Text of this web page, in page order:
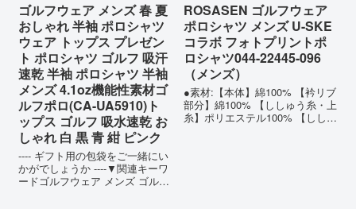
ゴルフウェア メンズ 春 夏
おしゃれ 半袖 ポロシャツ
ウェア トップス プレゼン
ト ポロシャツ ゴルフ 吸汗
速乾 半袖 ポロシャツ 半袖
メンズ 4.1oz機能性素材ゴ
ルフポロ(CA-UA5910)ト
ップス ゴルフ 吸水速乾 お
しゃれ 白 黒 青 紺 ピンク
---- ギフト用の包袋をご一緒にい
かがでしょうか ----▼関連キーワ
ードゴルフウェア メンズ ゴルフ
ROSASEN ゴルフウェア
ポロシャツ メンズ U-SKE
コラボ フォトプリントポ
ロシャツ044-22445-096
（メンズ）
●素材:【本体】綿100% 【衿リブ
部分】綿100% 【ししゅう糸・上
糸】ポリエステル100% 【ししゅ